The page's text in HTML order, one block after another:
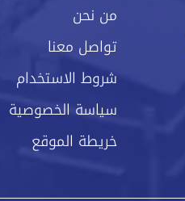
من نحن
تواصل معنا
شروط الاستخدام
سياسة الخصوصية
خريطة الموقع